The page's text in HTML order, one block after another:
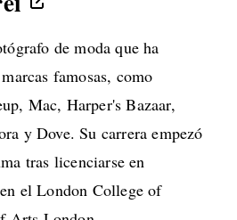
de moda que ha
famosas, como
Mac, Harper's Bazaar,
y Dove. Su carrera empezó
tras licenciarse en
el London College of